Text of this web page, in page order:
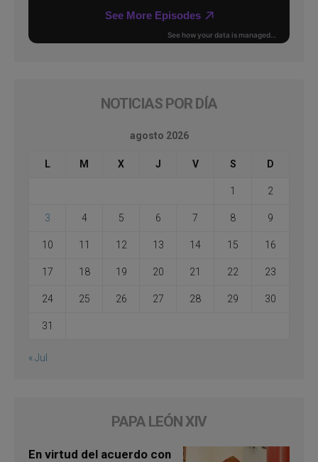
NOTICIAS POR DÍA
agosto 2026
L M X J V S D
1 2
3 4 5 6 7 8 9
10 11 12 13 14 15 16
17 18 19 20 21 22 23
24 25 26 27 28 29 30
31
« Jul
PAPA LEÓN XIV
En virtud del acuerdo con